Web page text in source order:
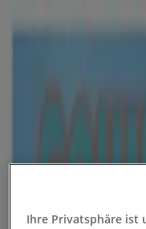
Angebote für
Ihre Privatsphäre ist